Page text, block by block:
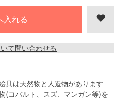
て問い合わせる
具は天然物と人造物があります
(コバルト、スズ、マンガン等)を